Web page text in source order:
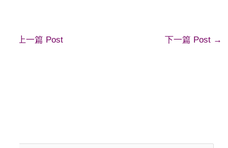
上一篇 Post 下一篇 Post →